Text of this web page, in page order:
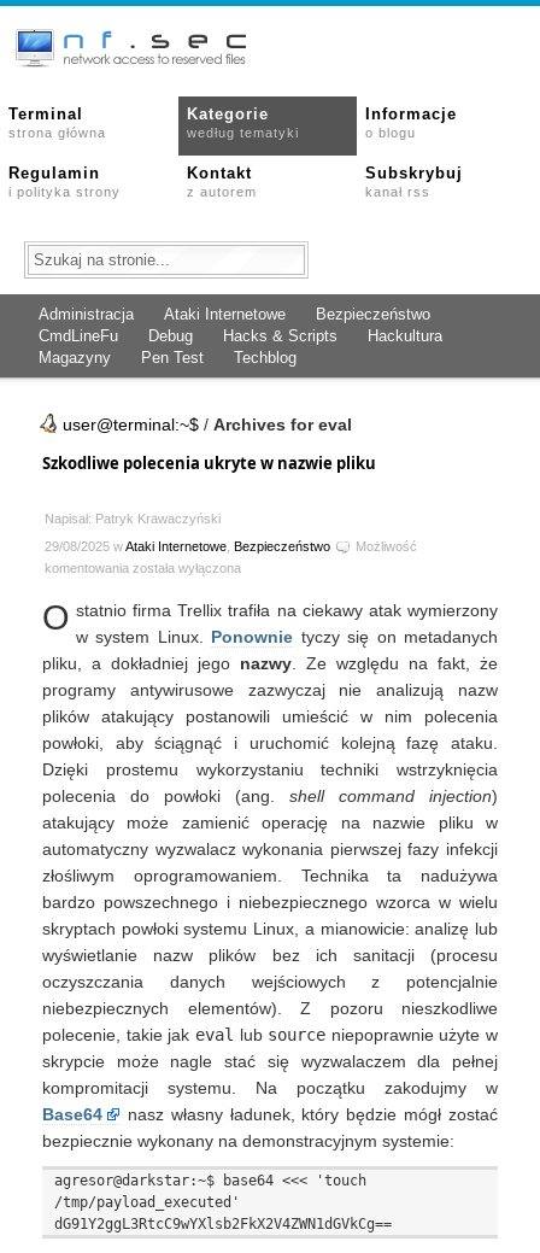
Terminal
strona główna
Kategorie
według tematyki
Informacje
o blogu
Regulamin
i polityka strony
Kontakt
z autorem
Subskrybuj
kanał rss
Administracja Ataki Internetowe
Bezpieczeństwo
CmdLineFu
Debug Hacks & Scripts
Hackultura
Magazyny
Pen Test Techblog
user@terminal:~$ / Archives for eval
Szkodliwe polecenia ukryte w nazwie pliku
Napisał: Patryk Krawaczyński
29/08/2025 wAtaki Internetowe Bezpieczeństwo
Możliwość
komentowania Szkodliwe
ukryte
w
została wyłączona
O statnio firma Trellix trafiła na ciekawy atak wymierzony
w system Linux. Ponownie tyczy się on metadanych
pliku, a dokładniej jego nazwy . Ze względu na fakt, że
programy antywirusowe zazwyczaj nie analizują nazw
plików atakujący postanowili umieścić w nim polecenia
powłoki, aby ściągnąć i uruchomić kolejną fazę ataku.
Dzięki prostemu wykorzystaniu techniki wstrzyknięcia
polecenia do powłoki (ang. shell command injection)
atakujący może zamienić operację na nazwie pliku w
automatyczny wyzwalacz wykonania pierwszej fazy infekcji
złośliwym oprogramowaniem. Technika ta nadużywa
bardzo powszechnego i niebezpiecznego wzorca w wielu
skryptach powłoki systemu Linux, a mianowicie: analizę lub
wyświetlanie nazw plików bez ich sanitacji (procesu
oczyszczania danych wejściowych z potencjalnie
niebezpiecznych elementów). Z pozoru nieszkodliwe
polecenie, takie jak eval lub source niepoprawnie użyte w
skrypcie może nagle stać się wyzwalaczem dla pełnej
kompromitacji systemu. Na początku zakodujmy w
Base64
nasz własny ładunek, który będzie mógł zostać
bezpiecznie wykonany na demonstracyjnym systemie:
agresor@darkstar:~$ base64 <<< 'touch
/tmp/payload_executed'